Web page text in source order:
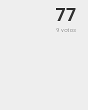
77
9 votos